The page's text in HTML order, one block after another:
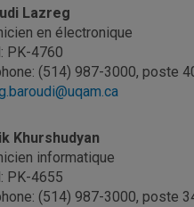
Lazreg
en électronique
PK-4760
(514) 987-3000, poste
Khurshudyan
informatique
PK-4655
(514) 987-3000, poste